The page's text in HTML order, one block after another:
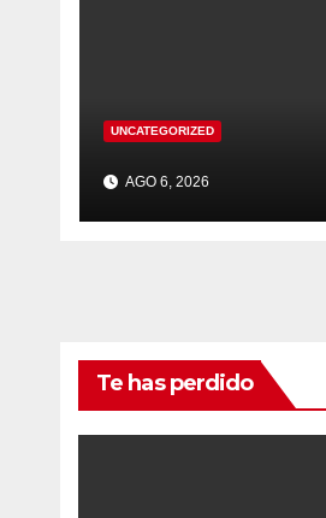
UNCATEGORIZED
AGO 6, 2026
Te has perdido